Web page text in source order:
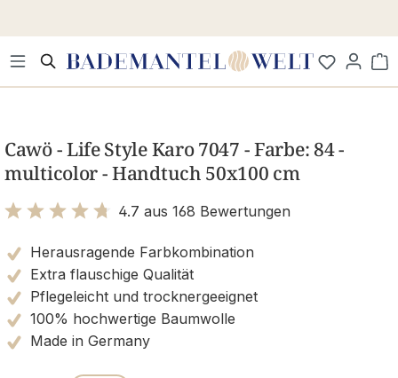
Cawö - Life Style Karo 7047 - Farbe: 84 -
multicolor - Handtuch 50x100 cm
4.7 aus 168 Bewertungen
Herausragende Farbkombination
Extra flauschige Qualität
Pflegeleicht und trocknergeeignet
100% hochwertige Baumwolle
Made in Germany